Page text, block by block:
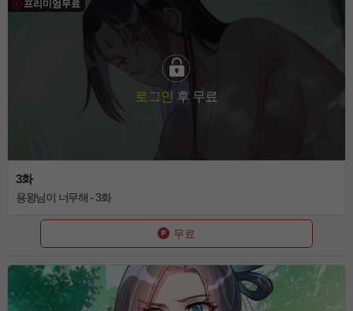
로그인 후 무료
프리미엄무료
3화
용왕님이 너무해 - 3화
무료